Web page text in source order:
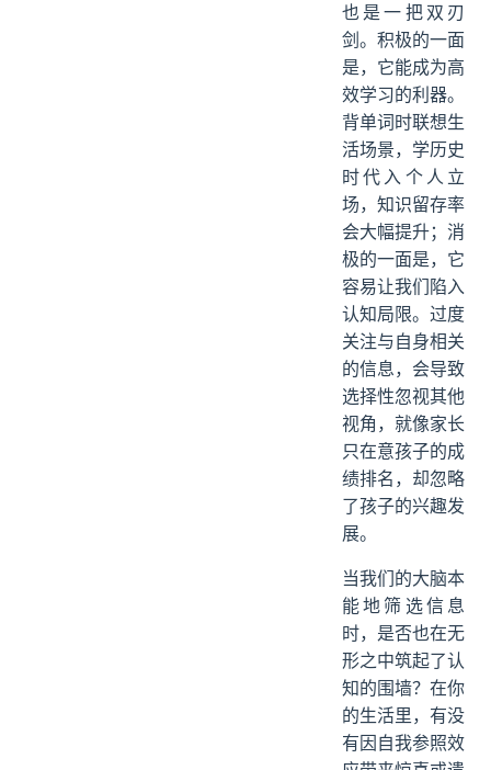
也是一把双刃
剑。积极的一面
是，它能成为高
效学习的利器。
背单词时联想生
活场景，学历史
时代入个人立
场，知识留存率
会大幅提升；消
极的一面是，它
容易让我们陷入
认知局限。过度
关注与自身相关
的信息，会导致
选择性忽视其他
视角，就像家长
只在意孩子的成
绩排名，却忽略
了孩子的兴趣发
展。
当我们的大脑本
能地筛选信息
时，是否也在无
形之中筑起了认
知的围墙？在你
的生活里，有没
有因自我参照效